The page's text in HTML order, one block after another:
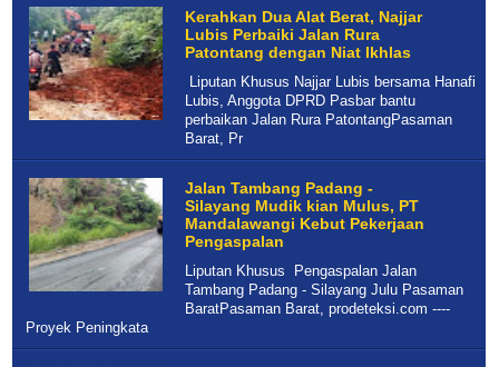
Kerahkan Dua Alat Berat, Najjar
Lubis Perbaiki Jalan Rura
Patontang dengan Niat Ikhlas
Liputan Khusus Najjar Lubis bersama Hanafi
Lubis, Anggota DPRD Pasbar bantu
perbaikan Jalan Rura PatontangPasaman
Barat, Pr
Jalan Tambang Padang -
Silayang Mudik kian Mulus, PT
Mandalawangi Kebut Pekerjaan
Pengaspalan
Liputan Khusus Pengaspalan Jalan
Tambang Padang - Silayang Julu Pasaman
BaratPasaman Barat, prodeteksi.com ----
Proyek Peningkata